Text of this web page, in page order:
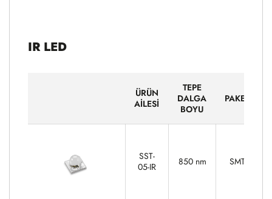
IR LED
ÜRÜN
AİLESİ
TEPE
DALGA
BOYU
PAKET
SST-
05-IR
850 nm SMT